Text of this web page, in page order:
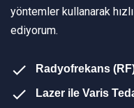
yöntemler kullanarak
ediyorum.
Radyofrekans
Lazer ile Varis